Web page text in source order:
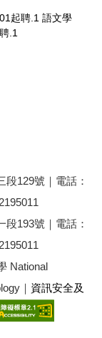
起聘.1 語文學
.1
段129號｜電話：
段193號｜電話：
National
｜ 資訊安全及